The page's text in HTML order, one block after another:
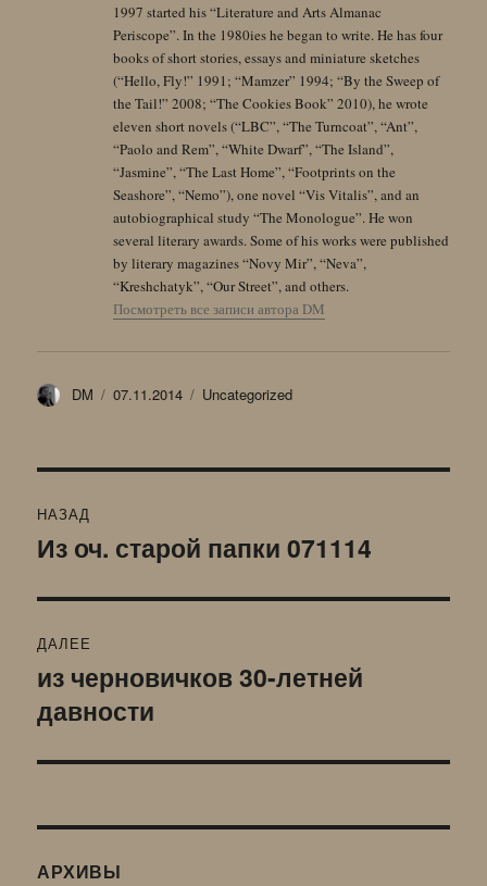
1997 started his “Literature and Arts Almanac
Periscope”. In the 1980ies he began to write. He has four
books of short stories, essays and miniature sketches
(“Hello, Fly!” 1991; “Mamzer” 1994; “By the Sweep of
the Tail!” 2008; “The Cookies Book” 2010), he wrote
eleven short novels (“LBC”, “The Turncoat”, “Ant”,
“Paolo and Rem”, “White Dwarf”, “The Island”,
“Jasmine”, “The Last Home”, “Footprints on the
Seashore”, “Nemo”), one novel “Vis Vitalis”, and an
autobiographical study “The Monologue”. He won
several literary awards. Some of his works were published
by literary magazines “Novy Mir”, “Neva”,
“Kreshchatyk”, “Our Street”, and others.
Посмотреть все записи автора DM
Автор
DM Опубликовано
07.11.2014 Рубрики
Uncategorized
по
НАЗАД
Предыдущая
Из оч. старой папки 071114
ДАЛЕЕ
Следующая
запись:
из черновичков 30-летней
давности
АРХИВЫ